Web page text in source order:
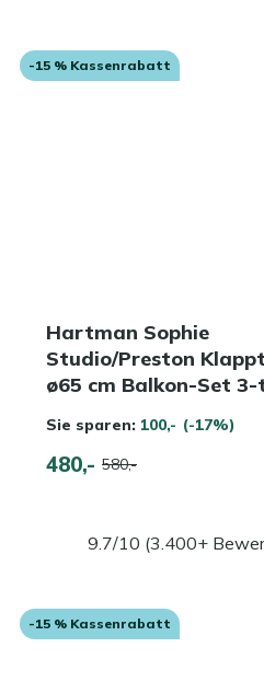
-15 % Kassenrabatt
Hartman Sophie
Studio/Preston
ø65 cm Balkon-Set
Sie sparen: 100,- (-17%)
480,- 580,-
9.7/10 (3.400+
-15 % Kassenrabatt